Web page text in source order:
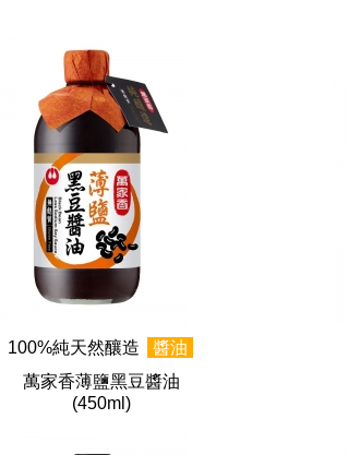
100%純天然釀造
醬油
萬家香薄鹽黑豆醬油
(450ml)